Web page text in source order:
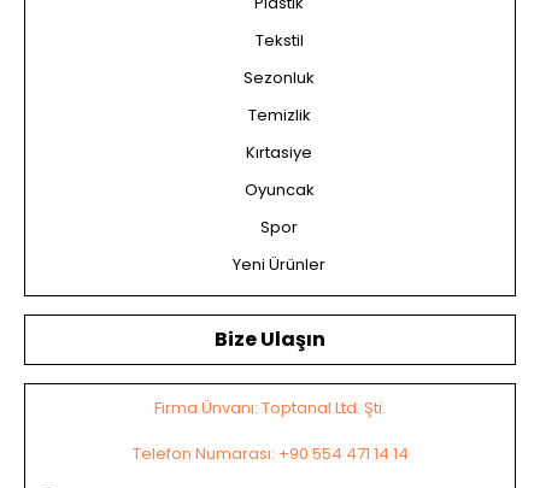
Tekstil
Sezonluk
Temizlik
Kırtasiye
Oyuncak
Spor
Yeni Ürünler
Bize Ulaşın
Firma Ünvanı: Toptanal Ltd. Şti.
Telefon Numarası: +90 554 471 14 14